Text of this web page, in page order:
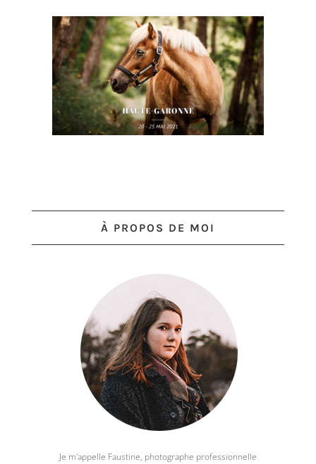
À PROPOS DE MOI
Je m'appelle Faustine, photographe professionnelle